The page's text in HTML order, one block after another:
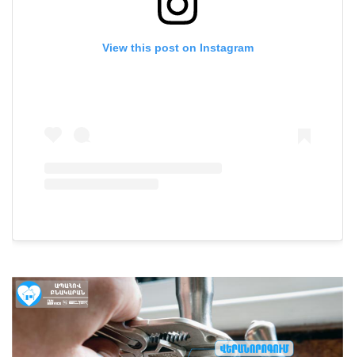
View this post on Instagram